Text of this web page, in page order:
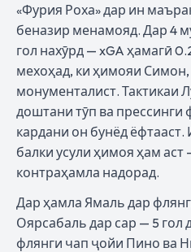
«Фурия Роха» дар ин
беназир менамояд. Дар 4
гол нахӯрд — xGA ҳамагӣ
мехоҳад, ки ҳимояи
монументалист. Тактикаи
доштани тӯп ва прессинги
кардани он бунёд ёфтааст.
балки усули ҳимоя ҳам
контраҳамла надорад.
Дар ҳамла Ямаль дар
Оярсабаль дар сар — 5 гол
флянги чап ҷойи Пино ва